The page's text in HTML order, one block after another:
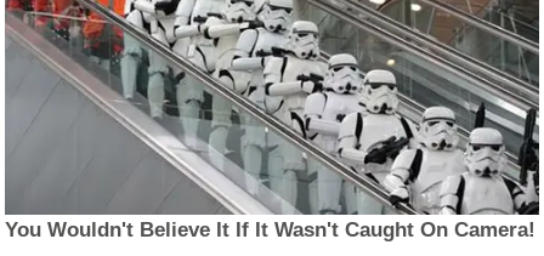
You Wouldn't Believe It If It Wasn't Caught On Camera!